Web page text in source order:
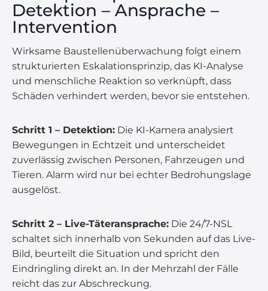
Detektion – Ansprache –
Intervention
Wirksame Baustellenüberwachung folgt einem
strukturierten Eskalationsprinzip, das KI-Analyse
und menschliche Reaktion so verknüpft, dass
Schäden verhindert werden, bevor sie entstehen.
Schritt 1 – Detektion: Die KI-Kamera analysiert
Bewegungen in Echtzeit und unterscheidet
zuverlässig zwischen Personen, Fahrzeugen und
Tieren. Alarm wird nur bei echter Bedrohungslage
ausgelöst.
Schritt 2 – Live-Täteransprache: Die 24/7-NSL
schaltet sich innerhalb von Sekunden auf das Live-
Bild, beurteilt die Situation und spricht den
Eindringling direkt an. In der Mehrzahl der Fälle
reicht das zur Abschreckung.